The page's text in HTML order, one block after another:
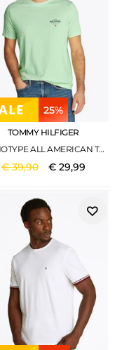
25%
TOMMY HILFIGER
MONOTYPE ALL AMERICAN TEE OPAL GREEN
€39,90 € 29,99